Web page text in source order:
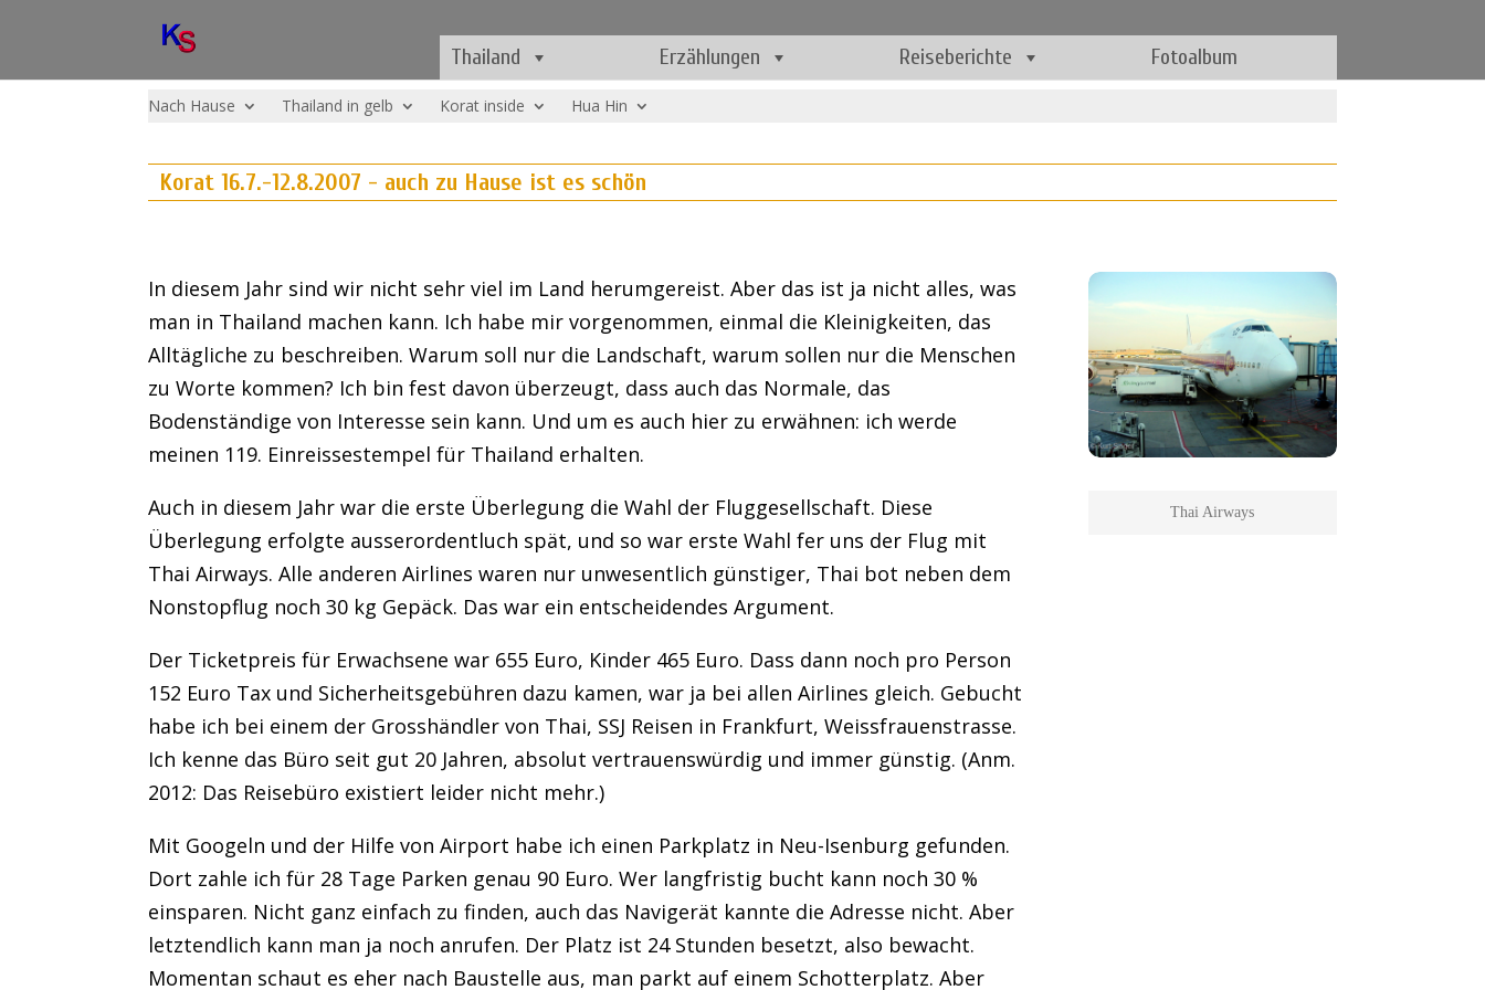
Thailand Erzählungen Reiseberichte Fotoalbum
Nach Hause Thailand in gelb Korat inside Hua Hin
Korat 16.7.-12.8.2007 - auch zu Hause ist es schön
In diesem Jahr sind wir nicht sehr viel im Land herumgereist. Aber das ist ja nicht alles, was
man in Thailand machen kann. Ich habe mir vorgenommen, einmal die Kleinigkeiten, das
Alltägliche zu beschreiben. Warum soll nur die Landschaft, warum sollen nur die Menschen
zu Worte kommen? Ich bin fest davon überzeugt, dass auch das Normale, das
Bodenständige von Interesse sein kann. Und um es auch hier zu erwähnen: ich werde
meinen 119. Einreissestempel für Thailand erhalten.
Auch in diesem Jahr war die erste Überlegung die Wahl der Fluggesellschaft. Diese
Überlegung erfolgte ausserordentluch spät, und so war erste Wahl fer uns der Flug mit
Thai Airways. Alle anderen Airlines waren nur unwesentlich günstiger, Thai bot neben dem
Nonstopflug noch 30 kg Gepäck. Das war ein entscheidendes Argument.
Der Ticketpreis für Erwachsene war 655 Euro, Kinder 465 Euro. Dass dann noch pro Person
152 Euro Tax und Sicherheitsgebühren dazu kamen, war ja bei allen Airlines gleich. Gebucht
habe ich bei einem der Grosshändler von Thai, SSJ Reisen in Frankfurt, Weissfrauenstrasse.
Ich kenne das Büro seit gut 20 Jahren, absolut vertrauenswürdig und immer günstig. (Anm.
2012: Das Reisebüro existiert leider nicht mehr.)
Mit Googeln und der Hilfe von Airport habe ich einen Parkplatz in Neu-Isenburg gefunden.
Dort zahle ich für 28 Tage Parken genau 90 Euro. Wer langfristig bucht kann noch 30 %
einsparen. Nicht ganz einfach zu finden, auch das Navigerät kannte die Adresse nicht. Aber
letztendlich kann man ja noch anrufen. Der Platz ist 24 Stunden besetzt, also bewacht.
Momentan schaut es eher nach Baustelle aus, man parkt auf einem Schotterplatz. Aber
Thai Airways